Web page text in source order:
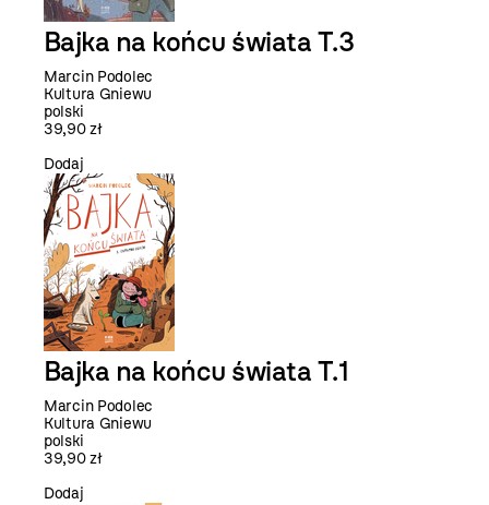
Bajka na końcu świata T.3
Marcin Podolec
Kultura Gniewu
polski
39,90 zł
Dodaj
Bajka na końcu świata T.1
Marcin Podolec
Kultura Gniewu
polski
39,90 zł
Dodaj